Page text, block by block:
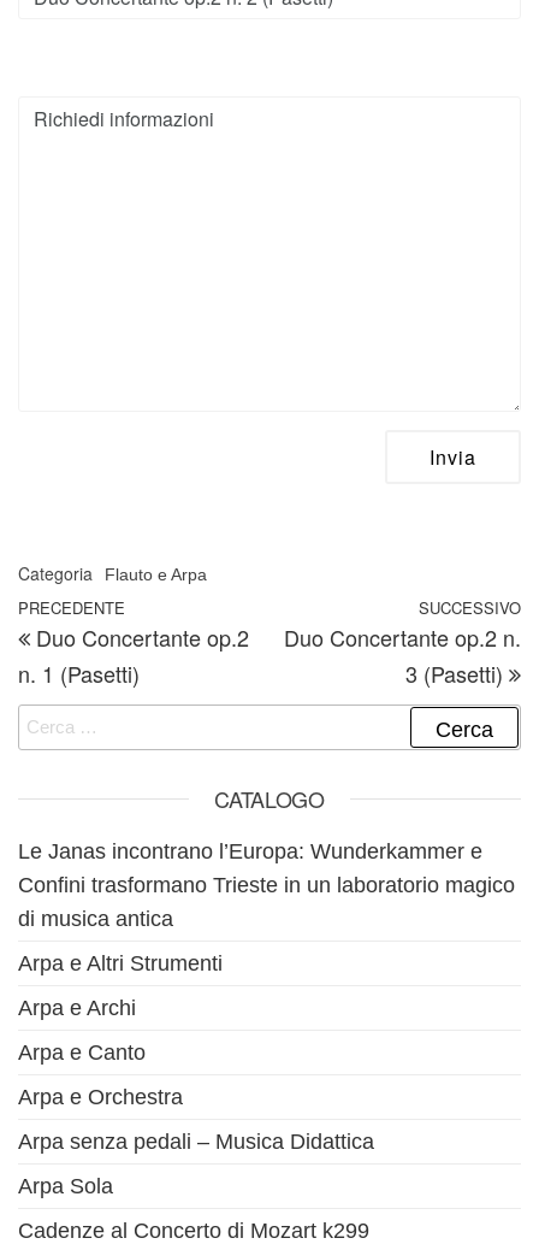
Categoria Flauto e Arpa
Navigazione articoli
Articolo precedente
PRECEDENTE
Duo Concertante op.2
n. 1 (Pasetti)
SUCCESSIVO
Duo Concertante op.2 n.
3 (Pasetti)
Ricerca per:
CATALOGO
Le Janas incontrano l’Europa: Wunderkammer e
Confini trasformano Trieste in un laboratorio magico
di musica antica
Arpa e Altri Strumenti
Arpa e Archi
Arpa e Canto
Arpa e Orchestra
Arpa senza pedali – Musica Didattica
Arpa Sola
Cadenze al Concerto di Mozart k299